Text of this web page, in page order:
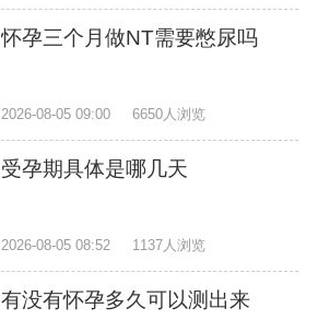
怀孕三个月做NT需要憋尿吗
2026-08-05 09:00 6650人浏览
受孕期具体是哪几天
2026-08-05 08:52 1137人浏览
有没有怀孕多久可以测出来